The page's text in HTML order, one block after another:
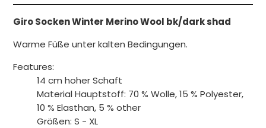
Giro Socken Winter Merino Wool bk/dark shad
Warme Füße unter kalten Bedingungen.
Features:
14 cm hoher Schaft
Material Hauptstoff: 70 % Wolle, 15 % Polyester,
10 % Elasthan, 5 % other
Größen: S - XL